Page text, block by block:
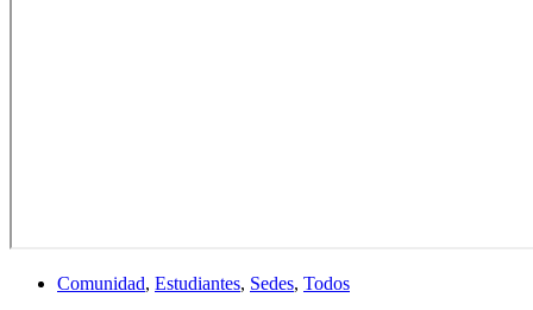
Comunidad, Estudiantes, Sedes, Todos